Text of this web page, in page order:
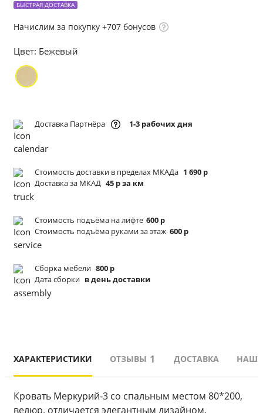
БЫСТРАЯ ДОСТАВКА
Начислим за покупку +707 бонусов
Цвет: Бежевый
Доставка Партнёра 1-3 рабочих дня
Стоимость доставки в пределах МКАДа 1 690 р
Доставка за МКАД 45 р за км
Стоимость подъёма на лифте 600 р
Стоимость подъёма руками за этаж 600 р
Сборка мебели 800 р
Дата сборки в день доставки
ХАРАКТЕРИСТИКИ ОТЗЫВЫ 1 ДОСТАВКА
Кровать Меркурий-3 со спальным местом 80*200,
велюр, отличается элегантным дизайном.